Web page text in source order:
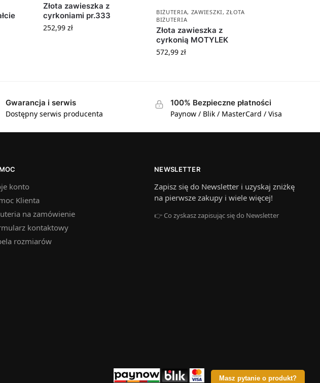
Masz pytanie o produkt?
Złota zawieszka z
cyrkoniami pr.333
252,99 zł
BIŻUTERIA, ZAWIESZKI,ZŁOTA
BIŻUTERIA
Złota zawieszka z
cyrkonią MOTYLEK
572,99 zł
Gwarancja i serwis
Dostępny serwis producenta
100% Bezpieczne płatności
Paynow / Blik / MasterCard / Visa
konto
Klienta
na zamówienie
kontaktowy
rozmiarów
NEWSLETTER
Zapisz się do Newsletter i uzyskaj zniżkę
na pierwsze zakupy i wiele więcej!
👉 Co zyskasz zapisując się do Newsletter